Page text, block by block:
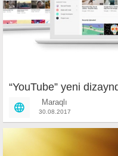
“YouTube” yeni
Maraqlı
30.08.2017